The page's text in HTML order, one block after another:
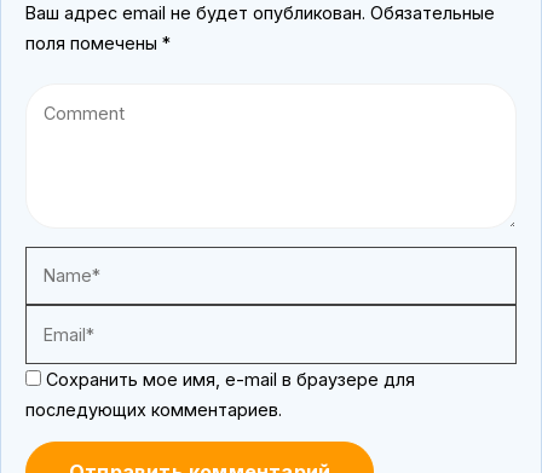
Ваш адрес email не будет опубликован. Обязательные
поля помечены *
Сохранить мое имя, e-mail в браузере для
последующих комментариев.